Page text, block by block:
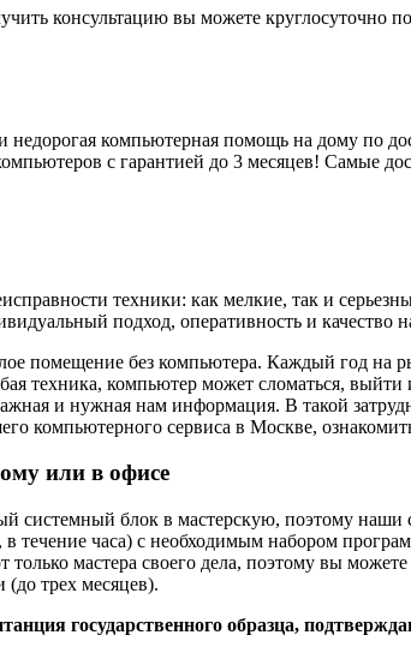
консультацию вы можете круглосуточно
и недорогая компьютерная помощь на дому
с гарантией до 3 месяцев! Самые
техники: как мелкие, так и
подход, оперативность и качество
помещение без компьютера. Каждый год
техника, компьютер может сломаться,
и нужная нам информация. В такой
компьютерного сервиса в Москве,
или в офисе
системный блок в мастерскую, поэтому
в течение часа) с необходимым набором
мастера своего дела, поэтому вы
(до трех месяцев).
государственного образца,